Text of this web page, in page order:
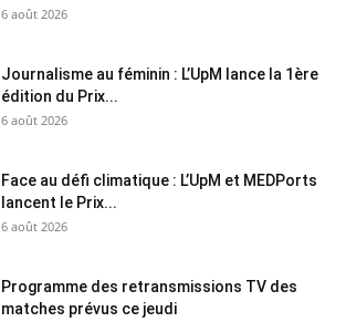
6 août 2026
Journalisme au féminin : L’UpM lance la 1ère
édition du Prix...
6 août 2026
Face au défi climatique : L’UpM et MEDPorts
lancent le Prix...
6 août 2026
Programme des retransmissions TV des
matches prévus ce jeudi